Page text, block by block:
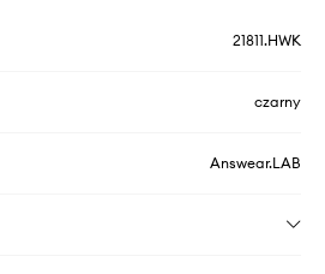
21811.HWK
czarny
Answear.LAB